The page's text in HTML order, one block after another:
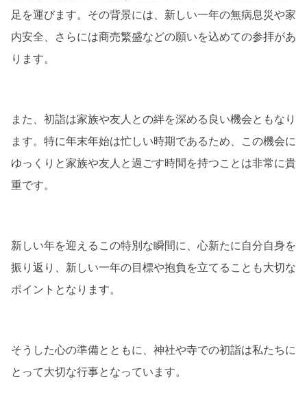
まとめ
足を運びます。その背景には、新しい一年の無病息災や家
内安全、さらには商売繁盛などの願いを込めての参拝があ
ります。
また、初詣は家族や友人との絆を深める良い機会ともなり
ます。特に年末年始は忙しい時期であるため、この機会に
ゆっくりと家族や友人と過ごす時間を持つことは非常に貴
重です。
新しい年を迎えるこの特別な瞬間に、心新たに自分自身を
振り返り、新しい一年の目標や抱負を立てることも大切な
ポイントとなります。
そうした心の準備とともに、神社や寺での初詣は私たちに
とって大切な行事となっています。